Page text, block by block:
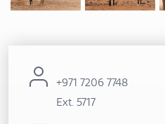
+971 7206 7748
Ext. 5717